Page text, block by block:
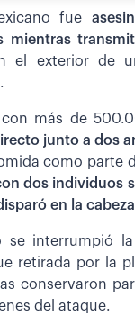
fue
mientras
el exterior de
más de
junto a dos
como parte
dos individuos
en la
se interrumpió
retirada por la
conservaron
del ataque.